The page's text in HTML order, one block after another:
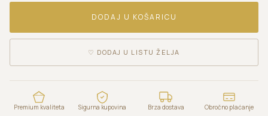
DODAJ U KOŠARICU
♡ DODAJ U LISTU ŽELJA
Premium kvaliteta Sigurna kupovina Brza dostava Obročno plaćanje